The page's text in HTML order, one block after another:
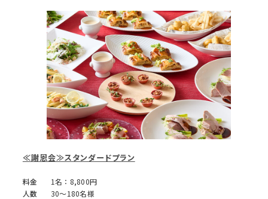
≪謝恩会≫スタンダードプラン
料金
1名：8,800円
人数
30～180名様